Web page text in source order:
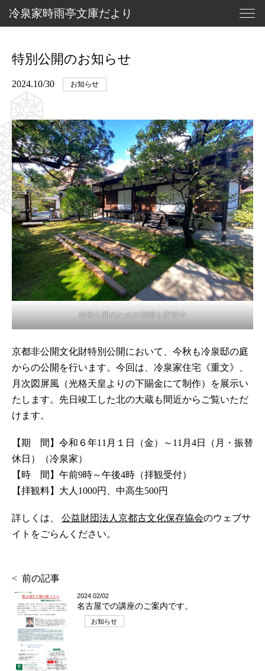
冷泉家時雨亭文庫だよ り
冷泉家と土の蔵
北の大蔵・新設の背景
進捗報告
寄付について
冷泉家時雨亭文庫
冷泉家について
冷泉家時雨亭文庫について
為人愚記
やまと歌がたり
玄武町余聞
御所北さんぽ
お知らせ
お問い合わせ
特別公開のお知らせ
2024.10/30 お知らせ
特別公開のための回廊を設営中
京都非公開文化財特別公開において、今秋も冷泉邸の庭
からの公開を行います。今回は、冷泉家住宅《重文》、
月次図屏風（光格天皇よりの下賜金にて制作）を展示い
たします。先日竣工した北の大蔵も間近からご覧いただ
けます。
【期 間】令和６年11月１日（金）～11月4日（月・振替
休日）（冷泉家）
【時 間】午前9時～午後4時（拝観受付）
【拝観料】大人1000円、中高生500円
詳しくは、 公益財団法人京都古文化保存協会のウェブサ
イトをごらんください。
前の記事
2024.02/02
名古屋での講座のご案内です。
お知らせ